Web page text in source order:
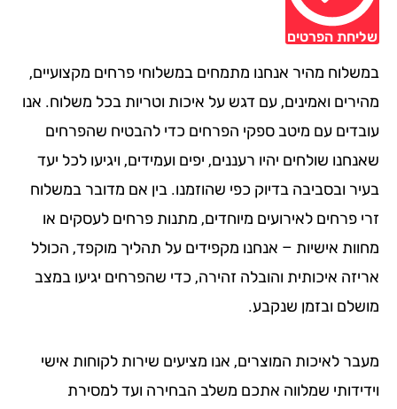
הפרטים
מהיר אנחנו מתמחים במשלוחי פרחים מקצועיים,
ואמינים, עם דגש על איכות וטריות בכל משלוח. אנו
עם מיטב ספקי הפרחים כדי להבטיח שהפרחים
שולחים יהיו רעננים, יפים ועמידים, ויגיעו לכל יעד
ובסביבה בדיוק כפי שהוזמנו. בין אם מדובר במשלוח
פרחים לאירועים מיוחדים, מתנות פרחים לעסקים או
אישיות – אנחנו מקפידים על תהליך מוקפד, הכולל
איכותית והובלה זהירה, כדי שהפרחים יגיעו במצב
ובזמן שנקבע.
לאיכות המוצרים, אנו מציעים שירות לקוחות אישי
שמלווה אתכם משלב הבחירה ועד למסירת